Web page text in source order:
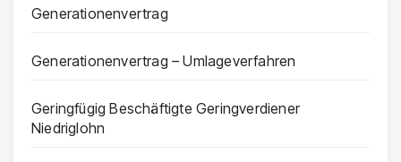
Generationenvertrag
Generationenvertrag – Umlageverfahren
Geringfügig Beschäftigte Geringverdiener
Niedriglohn